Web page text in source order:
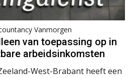
Vanmorgen
van toepassing op in
arbeidsinkomsten
West-Brabant heeft een
Driver-based models: de essentiële
bouwstenen voor elk finance team
Werven op klik is willekeurig. Zo
verminder je verloop structureel.
Buy & build: urenregistratie als